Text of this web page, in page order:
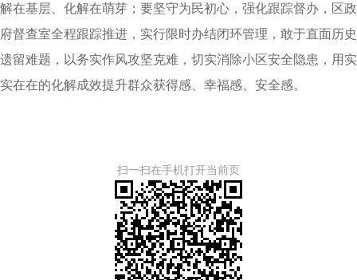
解在基层、化解在萌芽；要坚守为民初心，强化跟踪督办，区政
府督查室全程跟踪推进，实行限时办结闭环管理，敢于直面历史
遗留难题，以务实作风攻坚克难，切实消除小区安全隐患，用实
实在在的化解成效提升群众获得感、幸福感、安全感。
扫一扫在手机打开当前页